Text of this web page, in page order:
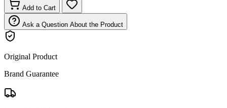
Add to Cart
Ask a Question About the Product
Original Product
Brand Guarantee